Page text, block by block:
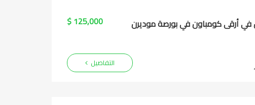
125,000 $
التفاصيل